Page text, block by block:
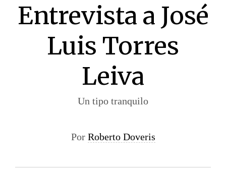
Entrevista a José
Luis Torres
Leiva
Un tipo tranquilo
Por Roberto Doveris